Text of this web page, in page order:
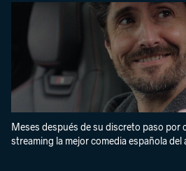
Meses después de su discreto paso por
streaming la mejor comedia española del